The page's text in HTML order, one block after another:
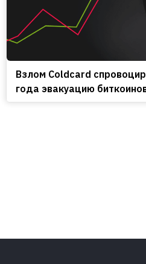
Взлом Coldcard
года эвакуацию